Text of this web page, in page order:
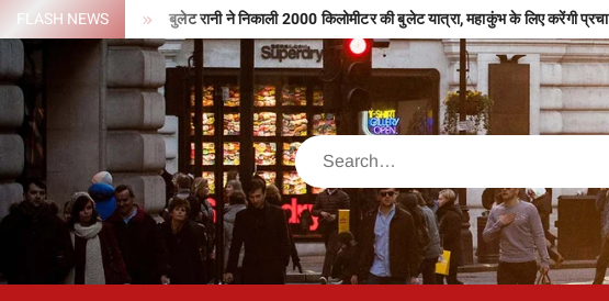
Skip
to
content
FLASH NEWS
127 करोड़ बुलेट रानी ने निकाली 2000 किलोमीटर की बुलेट यात्रा, महाकुंभ के लिए करेंगी प्रचार
Search